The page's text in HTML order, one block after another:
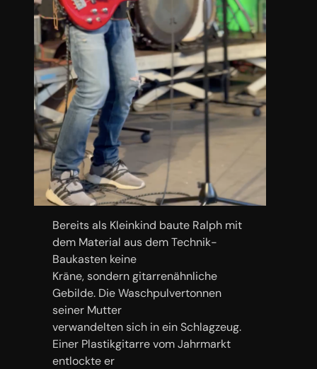
Bereits als Kleinkind baute Ralph mit
dem Material aus dem Technik-
Baukasten keine
Kräne, sondern gitarrenähnliche
Gebilde. Die Waschpulvertonnen
seiner Mutter
verwandelten sich in ein Schlagzeug.
Einer Plastikgitarre vom Jahrmarkt
entlockte er